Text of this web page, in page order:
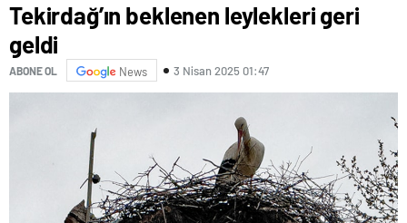
Tekirdağ’ın beklenen leylekleri geri
geldi
ABONE OL News 3 Nisan 2025 01:47